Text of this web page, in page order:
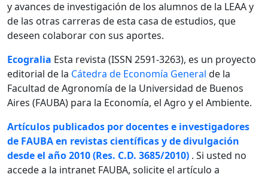
y avances de investigación de los alumnos de la LEAA y
de las otras carreras de esta casa de estudios, que
deseen colaborar con sus aportes.
Ecogralia Esta revista (ISSN 2591-3263), es un proyecto
editorial de la Cátedra de Economía General de la
Facultad de Agronomía de la Universidad de Buenos
Aires (FAUBA) para la Economía, el Agro y el Ambiente.
Artículos publicados por docentes e investigadores
de FAUBA en revistas científicas y de divulgación
desde el año 2010 (Res. C.D. 3685/2010) . Si usted no
accede a la intranet FAUBA, solicite el artículo a